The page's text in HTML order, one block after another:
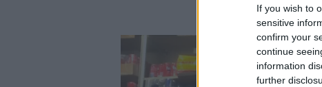
If you wish to
sensitive
confirm your
continue
information
further